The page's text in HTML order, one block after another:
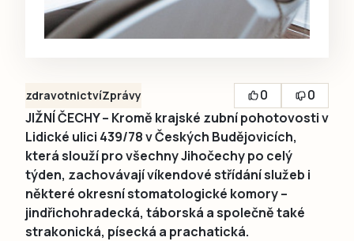
zdravotnictvíZprávy 0
0
JIŽNÍ ČECHY – Kromě krajské zubní pohotovosti v
Lidické ulici 439/78 v Českých Budějovicích,
která slouží pro všechny Jihočechy po celý
týden, zachovávají víkendové střídání služeb i
některé okresní stomatologické komory –
jindřichohradecká, táborská a společně také
strakonická, písecká a prachatická.